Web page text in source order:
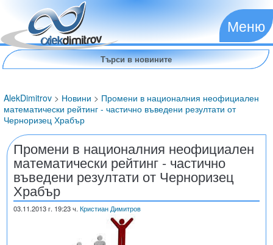
Меню
AlekDimitrov > Новини > Промени в националния неофициален
математически рейтинг - частично въведени резултати от
Черноризец Храбър
Промени в националния неофициален
математически рейтинг - частично
въведени резултати от Черноризец
Храбър
03.11.2013г. 19:23 ч. Кристиан Димитров